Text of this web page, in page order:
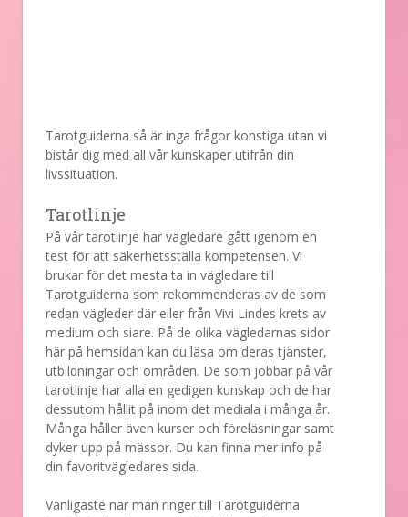
Tarotguiderna så är inga frågor konstiga utan vi
bistår dig med all vår kunskaper utifrån din
livssituation.
Tarotlinje
På vår tarotlinje har vägledare gått igenom en
test för att säkerhetsställa kompetensen. Vi
brukar för det mesta ta in vägledare till
Tarotguiderna som rekommenderas av de som
redan vägleder där eller från Vivi Lindes krets av
medium och siare. På de olika vägledarnas sidor
här på hemsidan kan du läsa om deras tjänster,
utbildningar och områden. De som jobbar på vår
tarotlinje har alla en gedigen kunskap och de har
dessutom hållit på inom det mediala i många år.
Många håller även kurser och föreläsningar samt
dyker upp på mässor. Du kan finna mer info på
din favoritvägledares sida.
Vanligaste när man ringer till Tarotguiderna